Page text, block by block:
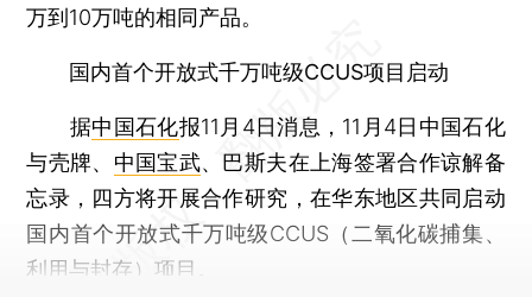
万到10万吨的相同产品。
国内首个开放式千万吨级CCUS项目启动
据中国石化报11月4日消息，11月4日中国石化
与壳牌、 中国宝武、巴斯夫在上海签署合作谅解备
忘录，四方将开展合作研究，在华东地区共同启动
国内首个开放式千万吨级CCUS（二氧化碳捕集、
利用与封存）项目。